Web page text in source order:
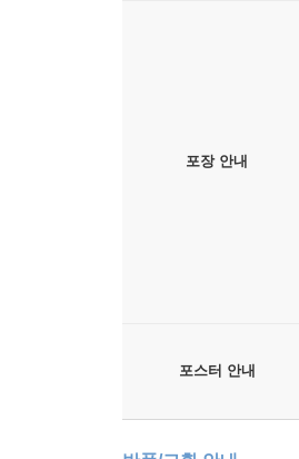
포장 안내
포스터 안내